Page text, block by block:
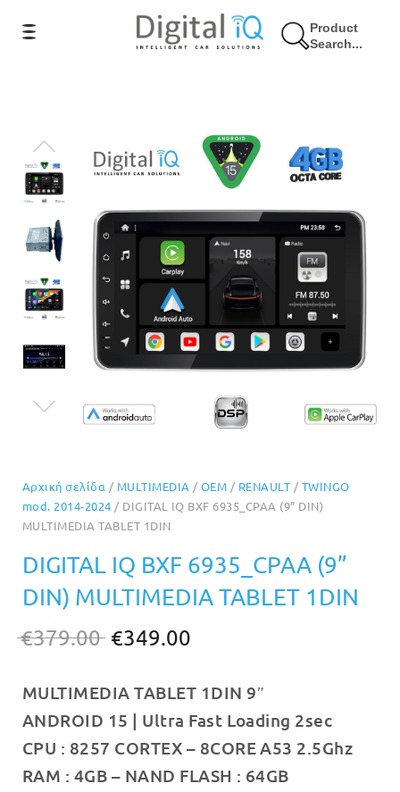
Product
Search...
8% Έκπτωση
Αρχική σελίδα / MULTIMEDIA / OEM / RENAULT/ TWINGO
mod. 2014-2024 / DIGITAL IQ BXF 6935_CPAA (9” DIN)
MULTIMEDIA TABLET 1DIN
DIGITAL IQ BXF 6935_CPAA (9”
DIN) MULTIMEDIA TABLET 1DIN
€379.00 Original
was:
€379.00.
€349.00
τιμή
είναι:
€349.00.
MULTIMEDIA TABLET 1DIN 9″
ANDROID 15 | Ultra Fast Loading 2sec
CPU : 8257 CORTEX – 8CORE A53 2.5Ghz
RAM : 4GB – NAND FLASH : 64GB